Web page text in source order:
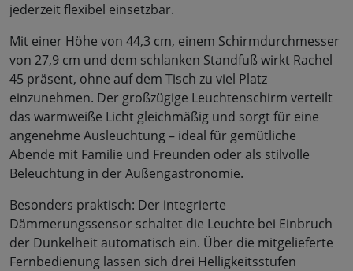
jederzeit flexibel einsetzbar.
Mit einer Höhe von 44,3 cm, einem Schirmdurchmesser
von 27,9 cm und dem schlanken Standfuß wirkt Rachel
45 präsent, ohne auf dem Tisch zu viel Platz
einzunehmen. Der großzügige Leuchtenschirm verteilt
das warmweiße Licht gleichmäßig und sorgt für eine
angenehme Ausleuchtung – ideal für gemütliche
Abende mit Familie und Freunden oder als stilvolle
Beleuchtung in der Außengastronomie.
Besonders praktisch: Der integrierte
Dämmerungssensor schaltet die Leuchte bei Einbruch
der Dunkelheit automatisch ein. Über die mitgelieferte
Fernbedienung lassen sich drei Helligkeitsstufen